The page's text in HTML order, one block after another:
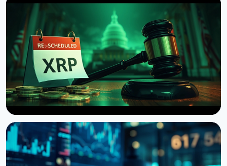
Сенат США відклав голосування по Clarity Act до
вересня